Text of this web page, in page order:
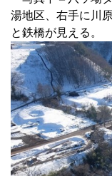
湯地区、右手に川
と鉄橋が見える。